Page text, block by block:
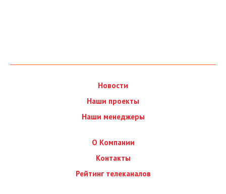
Новости
Наши проекты
Наши менеджеры
О Компании
Контакты
Рейтинг телеканалов